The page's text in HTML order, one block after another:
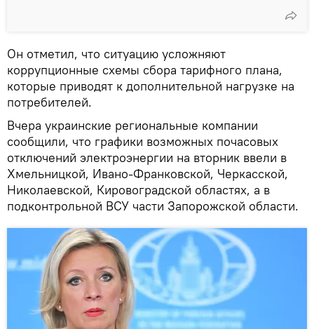
Он отметил, что ситуацию усложняют
коррупционные схемы сбора тарифного плана,
которые приводят к дополнительной нагрузке на
потребителей.
Вчера украинские региональные компании
сообщили, что графики возможных почасовых
отключений электроэнергии на вторник ввели в
Хмельницкой, Ивано-Франковской, Черкасской,
Николаевской, Кировоградской областях, а в
подконтрольной ВСУ части Запорожской области.